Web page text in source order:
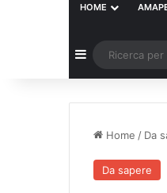
HOME
Barra laterale
Home / Da
Da sapere